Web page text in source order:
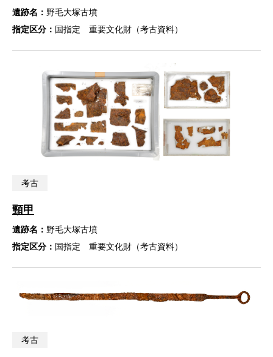
遺跡名： 野毛大塚古墳
指定区分： 国指定 重要文化財（考古資料）
考古
頸甲
遺跡名： 野毛大塚古墳
指定区分： 国指定 重要文化財（考古資料）
考古